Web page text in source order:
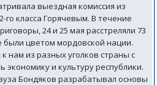
выездная комиссия из
го класса Горячевым. В течение
24 и 25 мая расстреляли 73
цветом мордовской нации.
нам из разных уголков страны с
и культуру республики.
Бондяков разрабатывал основы